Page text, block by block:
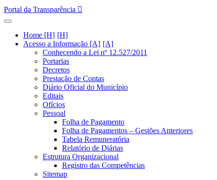
Portal da Transparência
Home [H]
Acesso a Informação [A]
Conhecendo a Lei nº 12.527/2011
Portarias
Decretos
Prestação de Contas
Diário Oficial do Município
Editais
Ofícios
Pessoal
Folha de Pagamento
Folha de Pagamentos – Gestões Anteriores
Tabela Remuneratória
Relatório de Diárias
Estrutura Organizacional
Registro das Competências
Sitemap